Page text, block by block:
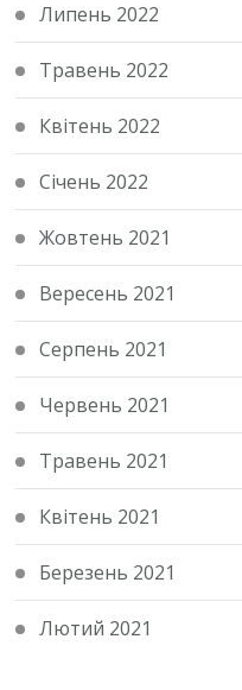
Липень 2022
Травень 2022
Квітень 2022
Січень 2022
Жовтень 2021
Вересень 2021
Серпень 2021
Червень 2021
Травень 2021
Квітень 2021
Березень 2021
Лютий 2021